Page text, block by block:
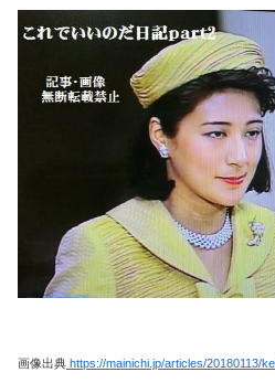
画像出典 https://mainichi.jp/articles/20180113/